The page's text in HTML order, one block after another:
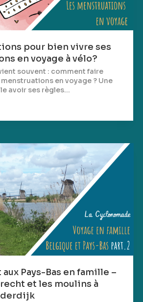
pour bien vivre ses
en voyage à vélo?
souvent : comment faire
en voyage ? Une
avoir ses règles...
Pays-Bas en famille –
et les moulins à